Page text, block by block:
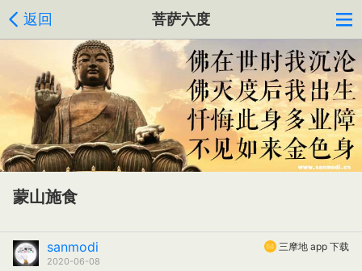
返回 菩萨六度
蒙山施食
三摩地 app 下载
sanmodi
2020-06-08